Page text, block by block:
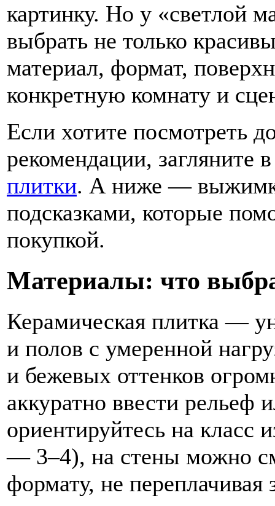
картинку. Но у «светлой
выбрать не только
материал, формат,
конкретную комнату и
Если хотите посмотреть
рекомендации, загляните
плитки. А ниже —
подсказками, которые
покупкой.
Материалы: что
Керамическая плитка —
и полов с умеренной
и бежевых оттенков
аккуратно ввести рельеф
ориентируйтесь на класс
— 3–4), на стены можно
формату, не